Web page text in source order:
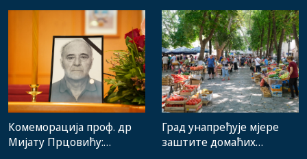
Комеморација проф. др
Мијату Прцовићу:
Град унапређује мјере
заштите домаћих